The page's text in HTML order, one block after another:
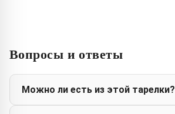
Вопросы и ответы
Можно ли есть из этой тарелки?